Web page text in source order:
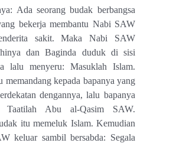
Ada seorang budak berbangsa
bekerja membantu Nabi SAW
sakit. Maka Nabi SAW
dan Baginda duduk di sisi
lalu menyeru: Masuklah Islam.
memandang kepada bapanya yang
dengannya, lalu bapanya
Taatilah Abu al-Qasim SAW.
itu memeluk Islam. Kemudian
keluar sambil bersabda: Segala